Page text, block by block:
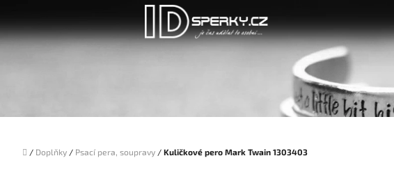
obsah
Domů
/ Doplňky / Psací pera, soupravy / Kuličkové pero Mark Twain 1303403